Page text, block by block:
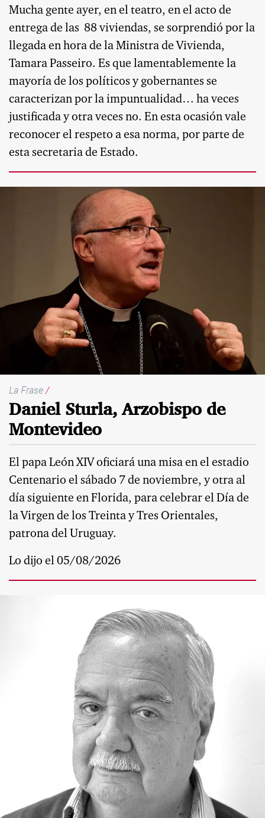
Mucha gente ayer, en el teatro, en el acto de
entrega de las 88 viviendas, se sorprendió por la
llegada en hora de la Ministra de Vivienda,
Tamara Passeiro. Es que lamentablemente la
mayoría de los políticos y gobernantes se
caracterizan por la impuntualidad… ha veces
justificada y otra veces no. En esta ocasión vale
reconocer el respeto a esa norma, por parte de
esta secretaria de Estado.
La Frase/
Daniel Sturla, Arzobispo de
Montevideo
El papa León XIV oficiará una misa en el estadio
Centenario el sábado 7 de noviembre, y otra al
día siguiente en Florida, para celebrar el Día de
la Virgen de los Treinta y Tres Orientales,
patrona del Uruguay.
Lo dijo el 05/08/2026